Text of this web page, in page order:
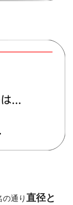
通り 直径と